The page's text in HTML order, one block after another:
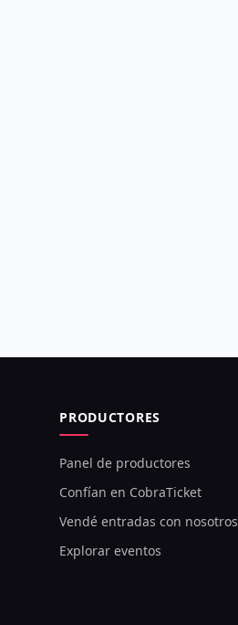
PRODUCTORES
Panel de productores
Confían en CobraTicket
Vendé entradas con nosotros
Explorar eventos